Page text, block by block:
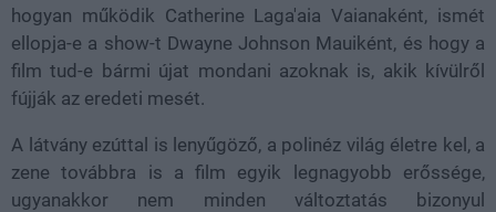
hogyan működik Catherine Laga'aia Vaianaként, ismét
ellopja-e a show-t Dwayne Johnson Mauiként, és hogy a
film tud-e bármi újat mondani azoknak is, akik kívülről
fújják az eredeti mesét.
A látvány ezúttal is lenyűgöző, a polinéz világ életre kel, a
zene továbbra is a film egyik legnagyobb erőssége,
ugyanakkor nem minden változtatás bizonyul